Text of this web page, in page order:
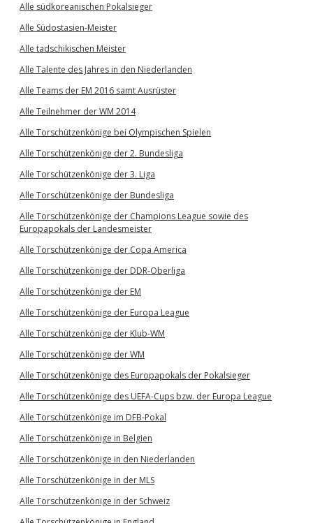
Alle südkoreanischen Pokalsieger
Alle Südostasien-Meister
Alle tadschikischen Meister
Alle Talente des Jahres in den Niederlanden
Alle Teams der EM 2016 samt Ausrüster
Alle Teilnehmer der WM 2014
Alle Torschützenkönige bei Olympischen Spielen
Alle Torschützenkönige der 2. Bundesliga
Alle Torschützenkönige der 3. Liga
Alle Torschützenkönige der Bundesliga
Alle Torschützenkönige der Champions League sowie des
Europapokals der Landesmeister
Alle Torschützenkönige der Copa America
Alle Torschützenkönige der DDR-Oberliga
Alle Torschützenkönige der EM
Alle Torschützenkönige der Europa League
Alle Torschützenkönige der Klub-WM
Alle Torschützenkönige der WM
Alle Torschützenkönige des Europapokals der Pokalsieger
Alle Torschützenkönige des UEFA-Cups bzw. der Europa League
Alle Torschützenkönige im DFB-Pokal
Alle Torschützenkönige in Belgien
Alle Torschützenkönige in den Niederlanden
Alle Torschützenkönige in der MLS
Alle Torschützenkönige in der Schweiz